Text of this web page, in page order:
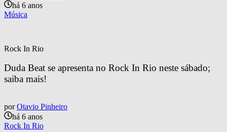
há 6 anos
Música
Rock In Rio
Duda Beat se apresenta no Rock In Rio neste sábado;
saiba mais!
por Otavio Pinheiro
há 6 anos
Rock In Rio